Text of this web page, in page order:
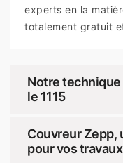
experts en la
totalement gratuit
Notre technique
le 1115
Couvreur Zepp,
pour vos